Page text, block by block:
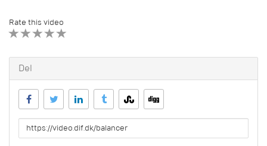
Rate this video
Del
URL
to